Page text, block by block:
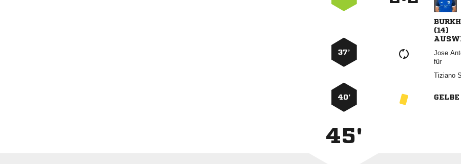

37’

für

40’
45'